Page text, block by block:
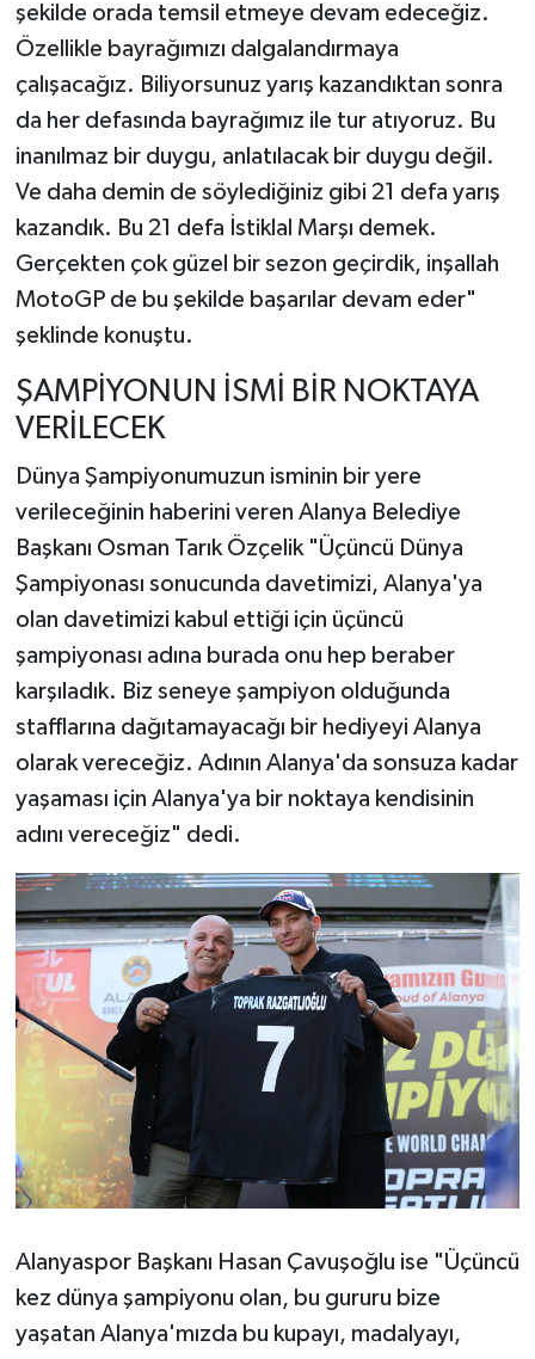
şekilde orada temsil etmeye devam edeceğiz.
Özellikle bayrağımızı dalgalandırmaya
çalışacağız. Biliyorsunuz yarış kazandıktan sonra
da her defasında bayrağımız ile tur atıyoruz. Bu
inanılmaz bir duygu, anlatılacak bir duygu değil.
Ve daha demin de söylediğiniz gibi 21 defa yarış
kazandık. Bu 21 defa İstiklal Marşı demek.
Gerçekten çok güzel bir sezon geçirdik, inşallah
MotoGP de bu şekilde başarılar devam eder"
şeklinde konuştu.
ŞAMPİYONUN İSMİ BİR NOKTAYA
VERİLECEK
Dünya Şampiyonumuzun isminin bir yere
verileceğinin haberini veren Alanya Belediye
Başkanı Osman Tarık Özçelik "Üçüncü Dünya
Şampiyonası sonucunda davetimizi, Alanya'ya
olan davetimizi kabul ettiği için üçüncü
şampiyonası adına burada onu hep beraber
karşıladık. Biz seneye şampiyon olduğunda
stafflarına dağıtamayacağı bir hediyeyi Alanya
olarak vereceğiz. Adının Alanya'da sonsuza kadar
yaşaması için Alanya'ya bir noktaya kendisinin
adını vereceğiz" dedi.
Alanyaspor Başkanı Hasan Çavuşoğlu ise "Üçüncü
kez dünya şampiyonu olan, bu gururu bize
yaşatan Alanya'mızda bu kupayı, madalyayı,